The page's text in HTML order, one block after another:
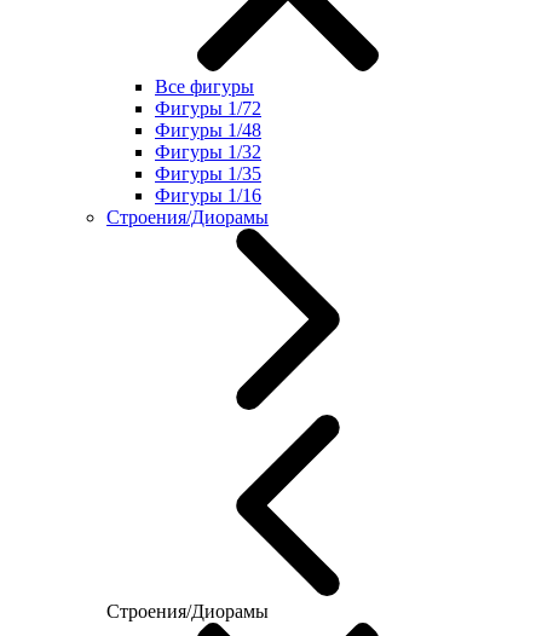
Все фигуры
Фигуры 1/72
Фигуры 1/48
Фигуры 1/32
Фигуры 1/35
Фигуры 1/16
Строения/Диорамы
Строения/Диорамы